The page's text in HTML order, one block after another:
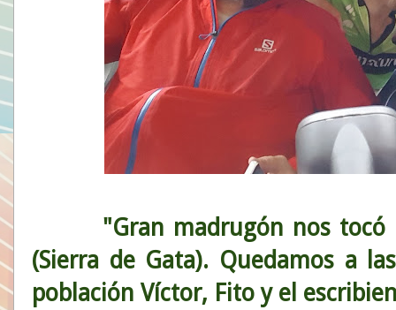
"Gran madrugón nos
(Sierra de Gata). Quedamos a
población Víctor, Fito y el